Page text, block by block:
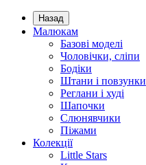
Назад
Малюкам
Базові моделі
Чоловічки, сліпи
Бодіки
Штани і повзунки
Реглани і худі
Шапочки
Слюнявчики
Піжами
Колекції
Little Stars